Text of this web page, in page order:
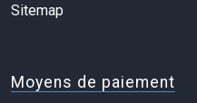
Sitemap
Moyens de paiement